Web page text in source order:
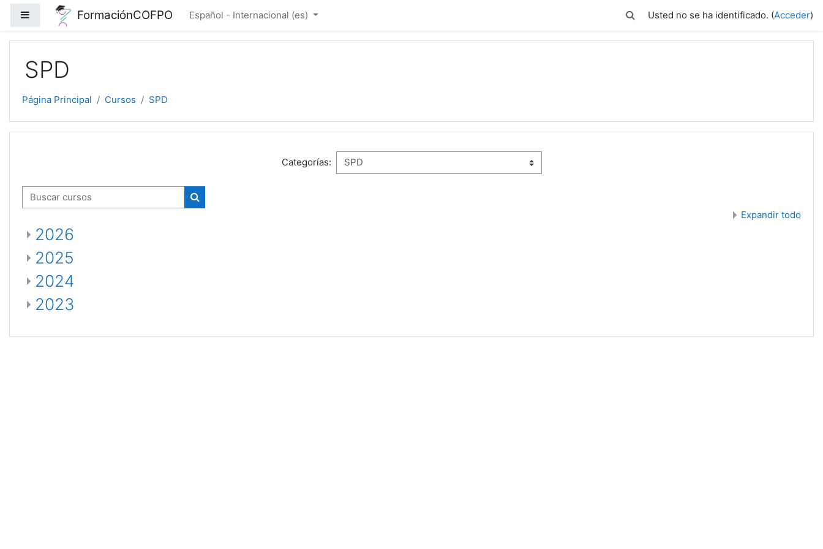
Salta al contenido principal
Panel lateralFormaciónCOFPO Español - Internacional ‎(es)‎ Selector de búsqueda de entrada
Usted no se ha identificado. (Acceder)
SPD
Página Principal Cursos SPD
Categorías:
Buscar cursos
Buscar cursos Expandir todo
2026
2025
2024
2023